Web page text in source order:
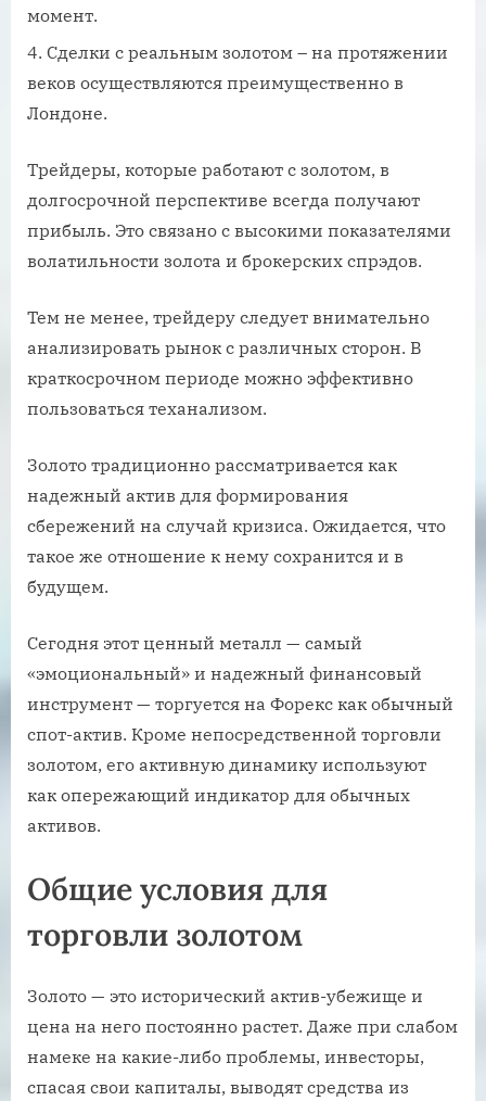
момент.
Сделки с реальным золотом – на протяжении
веков осуществляются преимущественно в
Лондоне.
Трейдеры, которые работают с золотом, в
долгосрочной перспективе всегда получают
прибыль. Это связано с высокими показателями
волатильности золота и брокерских спрэдов.
Тем не менее, трейдеру следует внимательно
анализировать рынок с различных сторон. В
краткосрочном периоде можно эффективно
пользоваться теханализом.
Золото традиционно рассматривается как
надежный актив для формирования
сбережений на случай кризиса. Ожидается, что
такое же отношение к нему сохранится и в
будущем.
Сегодня этот ценный металл — самый
«эмоциональный» и надежный финансовый
инструмент — торгуется на Форекс как обычный
спот-актив. Кроме непосредственной торговли
золотом, его активную динамику используют
как опережающий индикатор для обычных
активов.
Общие условия для
торговли золотом
Золото — это исторический актив-убежище и
цена на него постоянно растет. Даже при слабом
намеке на какие-либо проблемы, инвесторы,
спасая свои капиталы, выводят средства из